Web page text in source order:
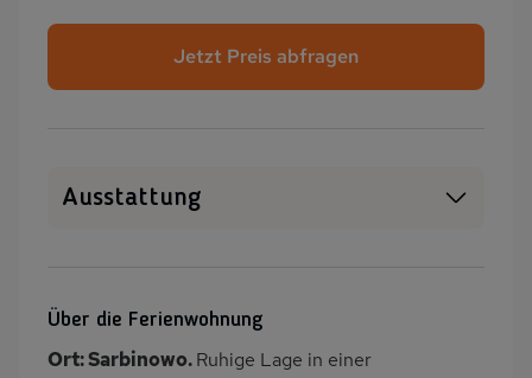
Jetzt Preis abfragen
Ausstattung
Terrasse
Balkon/Loggia
Über die Ferienwohnung
Ort: Sarbinowo.Ruhige Lage in einer